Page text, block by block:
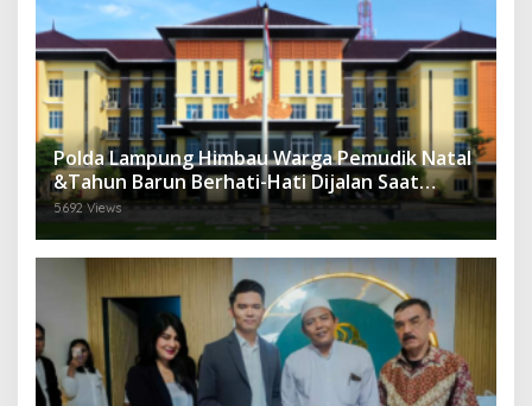
Polda Lampung Himbau Warga Pemudik Natal
&Tahun Barun Berhati-Hati Dijalan Saat
Melintas di -Titik Rawan Kecelakaan
5692 Views